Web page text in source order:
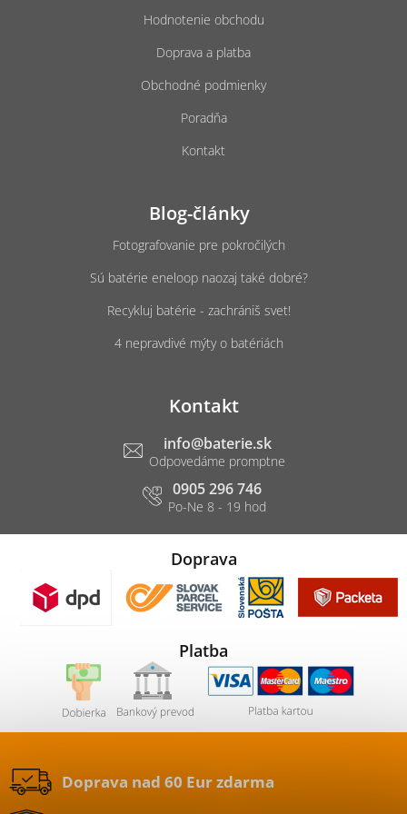
Hodnotenie obchodu
Doprava a platba
Obchodné podmienky
Poradňa
Kontakt
Blog-články
Fotografovanie pre pokročilých
Sú batérie eneloop naozaj také dobré?
Recykluj batérie - zachrániš svet!
4 nepravdivé mýty o batériách
Kontakt
info@baterie.sk
0905 296 746
Doprava
Platba
Doprava nad 60 Eur zdarma